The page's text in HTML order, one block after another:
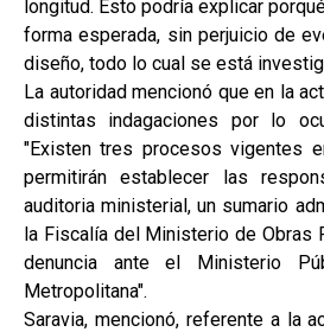
longitud. Esto podría explicar
forma esperada, sin perjuicio de
diseño, todo lo cual se está
La autoridad mencionó que en la
distintas indagaciones por lo
"Existen tres procesos vigentes
permitirán establecer las
auditoria ministerial, un sumario
la Fiscalía del Ministerio de Obras
denuncia ante el Ministerio
Metropolitana".
Saravia, mencionó, referente a la